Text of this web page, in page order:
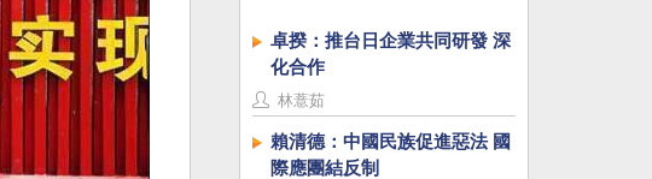
卓揆：推台日企業共同研發 深
化合作
林薏茹
賴清德：中國民族促進惡法 國
際應團結反制